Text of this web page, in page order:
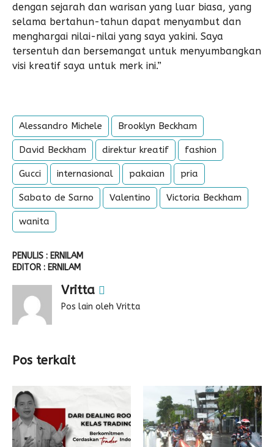
dengan sejarah dan warisan yang luar biasa, yang
selama bertahun-tahun dapat menyambut dan
menghargai nilai-nilai yang saya yakini. Saya
tersentuh dan bersemangat untuk menyumbangkan
visi kreatif saya untuk merk ini.”
Alessandro Michele Brooklyn Beckham
David Beckham direktur kreatif fashion
Gucci internasional pakaian pria
Sabato de Sarno Valentino Victoria Beckham
wanita
PENULIS : ERNILAM
EDITOR : ERNILAM
Vritta
Pos lain oleh Vritta
Pos terkait